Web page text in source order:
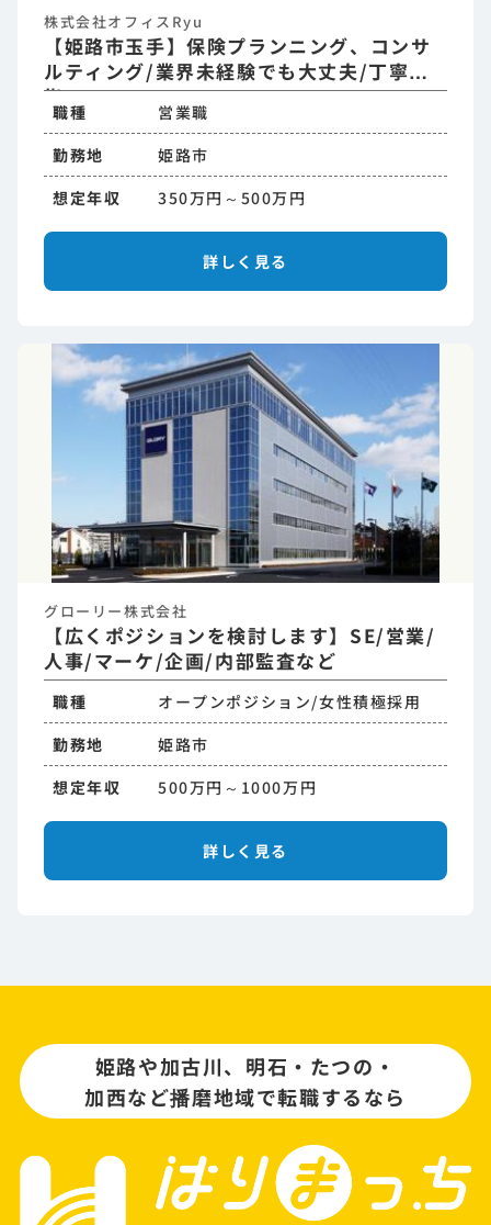
株式会社オフィスRyu
【姫路市玉手】保険プランニング、コンサ
ルティング/業界未経験でも大丈夫/丁寧な
指
職種
営業職
勤務地
姫路市
想定年収
350万円～500万円
詳しく見る
グローリー株式会社
【広くポジションを検討します】SE/営業/
人事/マーケ/企画/内部監査など
職種
オープンポジション/女性積極採用
勤務地
姫路市
想定年収
500万円～1000万円
詳しく見る
姫路や加古川、明石・たつの・
加西など播磨地域で転職するなら